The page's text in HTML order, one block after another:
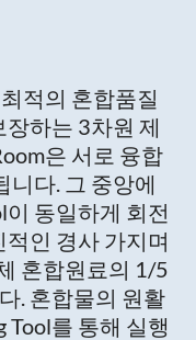
적의 혼합품질
하는 3차원 제
은 서로 융합
니다. 그 중앙에
동일하게 회전
인 경사 가지며
혼합원료의 1/5
. 혼합물의 원활
Tool를 통해 실행